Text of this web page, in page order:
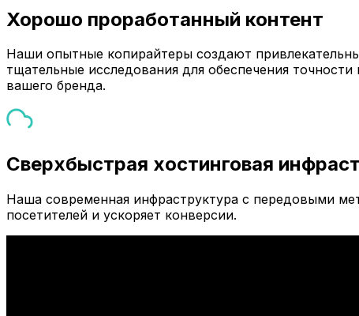
Хорошо проработанный контент
Наши опытные копирайтеры создают
тщательные исследования для обеспечения
вашего бренда.
Сверхбыстрая хостинговая
Наша современная инфраструктура с передовыми
посетителей и ускоряет конверсии.